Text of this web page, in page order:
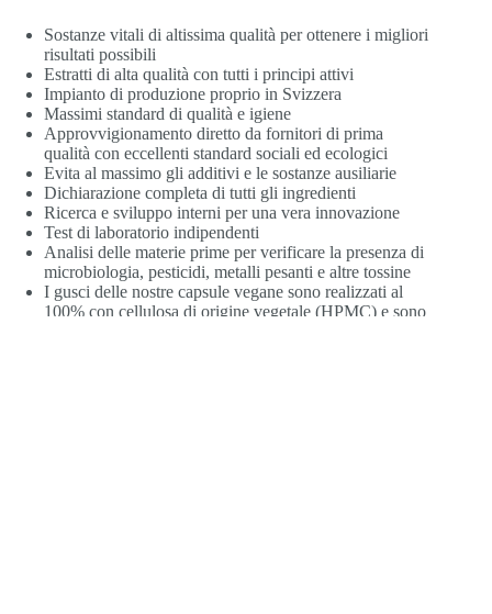
Sostanze vitali di altissima qualità per ottenere i migliori
risultati possibili
Estratti di alta qualità con tutti i principi attivi
Impianto di produzione proprio in Svizzera
Massimi standard di qualità e igiene
Approvvigionamento diretto da fornitori di prima
qualità con eccellenti standard sociali ed ecologici
Evita al massimo gli additivi e le sostanze ausiliarie
Dichiarazione completa di tutti gli ingredienti
Ricerca e sviluppo interni per una vera innovazione
Test di laboratorio indipendenti
Analisi delle materie prime per verificare la presenza di
microbiologia, pesticidi, metalli pesanti e altre tossine
I gusci delle nostre capsule vegane sono realizzati al
100% con cellulosa di origine vegetale (HPMC) e sono